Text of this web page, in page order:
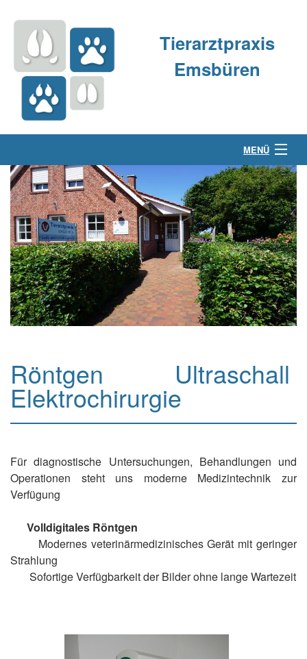
Tierarztpraxis
Emsbüren
MENÜ
Über uns
Kleintierpraxis
Großtierpraxis
Kontakt & Anfahrt
Röntgen Ultraschall
Elektrochirurgie
Für diagnostische Untersuchungen, Behandlungen und
Operationen steht uns moderne Medizintechnik zur
Verfügung
Volldigitales Röntgen
Modernes veterinärmedizinisches Gerät mit geringer
Strahlung
Sofortige Verfügbarkeit der Bilder ohne lange Wartezeit